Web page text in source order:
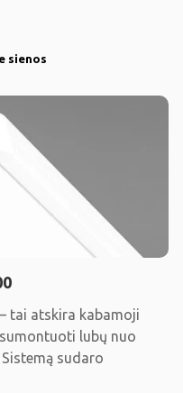
sienos
tai atskira kabamoji
lubų nuo
sudaro